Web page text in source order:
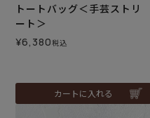
トートバッグ＜手芸ストリ
ート＞
¥6,380税込
カートに入れる